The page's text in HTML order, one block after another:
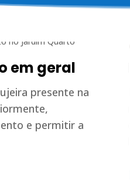
em geral
presente na
e permitir a